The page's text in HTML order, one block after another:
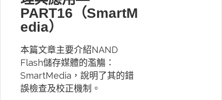
PART16（SmartM
edia）
本篇文章主要介紹NAND
Flash儲存媒體的濫觴：
SmartMedia，說明了其的錯
誤檢查及校正機制。